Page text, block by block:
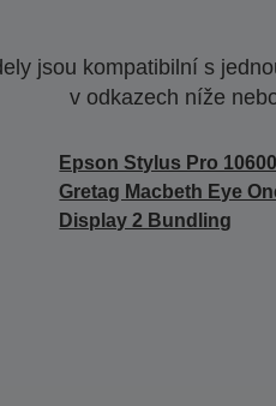
jsou kompatibilní s
v odkazech níže
Epson Stylus Pro
Gretag Macbeth Eye
Display 2 Bundling